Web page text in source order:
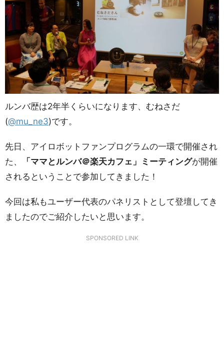
ルンバ歴は2年半くらいになります、むねさだ
(@mu_ne3)です。
先日、アイロボットファンプログラムの一環で開催され
た、
「ママとルンバ＠楽天カフェ」ミーティングが開催
されるということで参加してきました！
今回は私もユーザー代表のパネリストとして登壇してき
ましたのでご紹介したいと思います。
SPONSORED LINK